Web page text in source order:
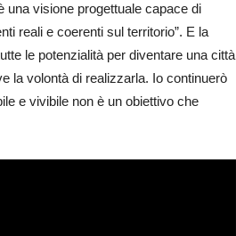
visione progettuale capace di
reali e coerenti sul territorio”. E la
le potenzialità per diventare una città
la volontà di realizzarla. Io continuerò
e vivibile non è un obiettivo che